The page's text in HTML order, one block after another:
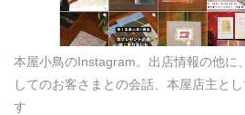
本屋小鳥のInstagram。出店情報の他に
してのお客さまとの会話、本屋店主と
す